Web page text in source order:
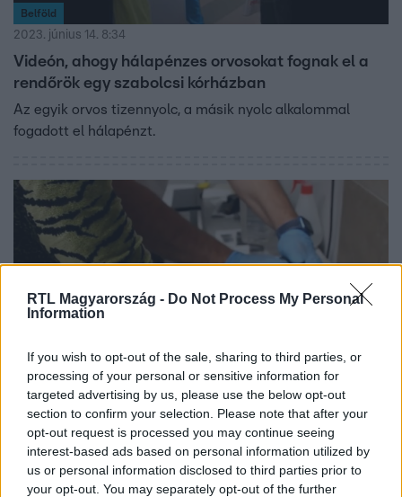
RTL Magyarország - Do Not Process My Personal
Information
If you wish to opt-out of the sale, sharing to third parties, or
processing of your personal or sensitive information for
targeted advertising by us, please use the below opt-out
section to confirm your selection. Please note that after your
opt-out request is processed you may continue seeing
interest-based ads based on personal information utilized by
us or personal information disclosed to third parties prior to
your opt-out. You may separately opt-out of the further
Belföld
2023. június 14. 8:34
Videón, ahogy hálapénzes orvosokat fognak el a
rendőrök egy szabolcsi kórházban
Az egyik orvos tizennyolc, a másik nyolc alkalommal
fogadott el hálapénzt.
Baleset-bűnügy
2023. június 5. 15:50
Elfogták a nyíregyházi emberölés gyanúsítottját
Egy 52 éves nő ölhette meg a 80 éves, egyedül élő
asszonyt.